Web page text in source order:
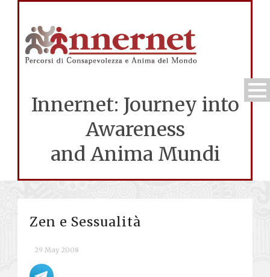
Innernet: Journey into
Awareness
and Anima Mundi
Zen e Sessualità
29 May 2008